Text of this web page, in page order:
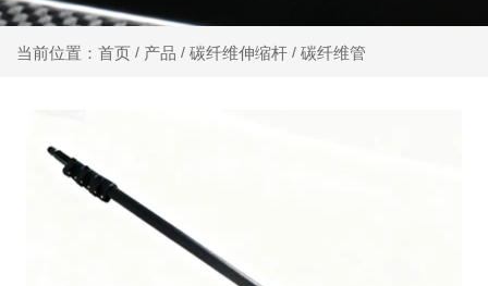
当前位置：首页 / 产品 / 碳纤维伸缩杆 / 碳纤维管